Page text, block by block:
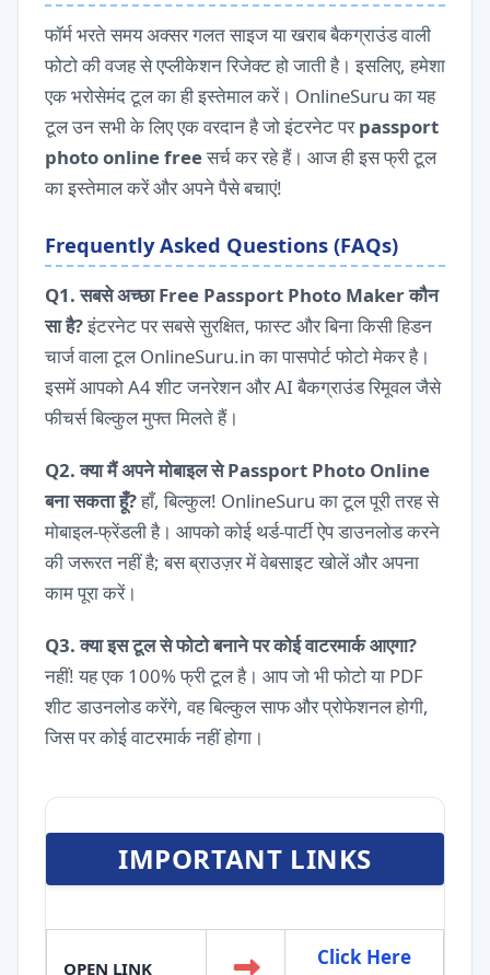
फॉर्म भरते समय अक्सर गलत साइज या खराब बैकग्राउंड वाली
फोटो की वजह से एप्लीकेशन रिजेक्ट हो जाती है। इसलिए, हमेशा
एक भरोसेमंद टूल का ही इस्तेमाल करें। OnlineSuru का यह
टूल उन सभी के लिए एक वरदान है जो इंटरनेट परpassport
photo online freeसर्च कर रहे हैं। आज ही इस फ्री टूल
का इस्तेमाल करें और अपने पैसे बचाएं!
Frequently Asked Questions (FAQs)
Q1. सबसे अच्छा Free Passport Photo Maker कौन
सा है?इंटरनेट पर सबसे सुरक्षित, फास्ट और बिना किसी हिडन
चार्ज वाला टूल OnlineSuru.in का पासपोर्ट फोटो मेकर है।
इसमें आपको A4 शीट जनरेशन और AI बैकग्राउंड रिमूवल जैसे
फीचर्स बिल्कुल मुफ्त मिलते हैं।
Q2. क्या मैं अपने मोबाइल से Passport Photo Online
बना सकता हूँ?हाँ, बिल्कुल! OnlineSuru का टूल पूरी तरह से
मोबाइल-फ्रेंडली है। आपको कोई थर्ड-पार्टी ऐप डाउनलोड करने
की जरूरत नहीं है; बस ब्राउज़र में वेबसाइट खोलें और अपना
काम पूरा करें।
Q3. क्या इस टूल से फोटो बनाने पर कोई वाटरमार्क आएगा?
नहीं! यह एक 100% फ्री टूल है। आप जो भी फोटो या PDF
शीट डाउनलोड करेंगे, वह बिल्कुल साफ और प्रोफेशनल होगी,
जिस पर कोई वाटरमार्क नहीं होगा।
IMPORTANT LINKS
OPEN LINK Click Here